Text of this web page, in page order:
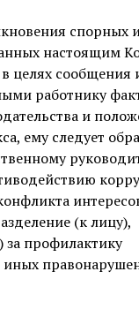
спорных
настоящим
в целях
работнику
и
ему следует
(к лицу),
за профилактику